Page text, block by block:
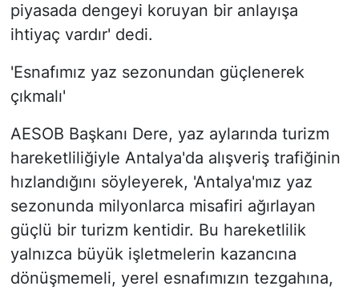
piyasada dengeyi koruyan bir anlayışa
ihtiyaç vardır' dedi.
'Esnafımız yaz sezonundan güçlenerek
çıkmalı'
AESOB Başkanı Dere, yaz aylarında turizm
hareketliliğiyle Antalya'da alışveriş trafiğinin
hızlandığını söyleyerek, 'Antalya'mız yaz
sezonunda milyonlarca misafiri ağırlayan
güçlü bir turizm kentidir. Bu hareketlilik
yalnızca büyük işletmelerin kazancına
dönüşmemeli, yerel esnafımızın tezgahına,